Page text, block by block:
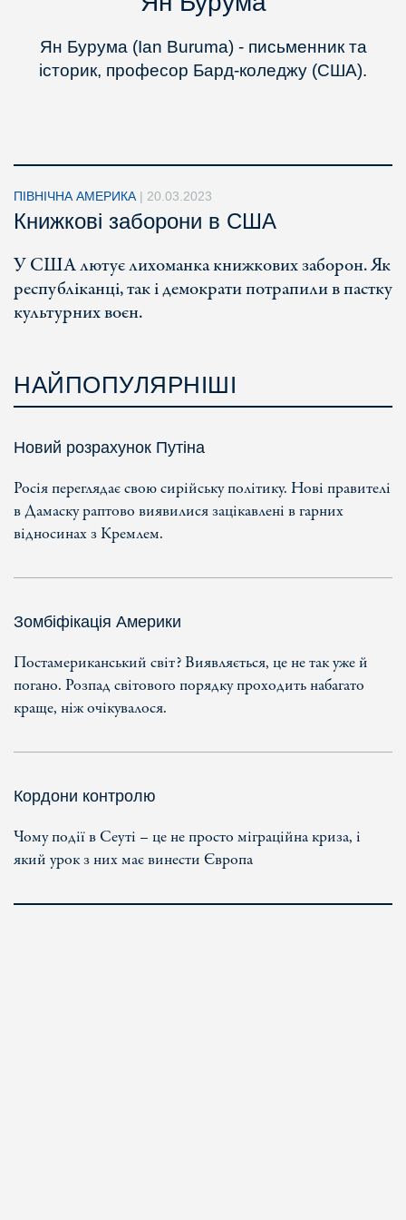
Ян Бурума (Ian Buruma) - письменник та
історик, професор Бард-коледжу (США).
ПІВНІЧНА АМЕРИКА | 20.03.2023
Книжкові заборони в США
У США лютує лихоманка книжкових заборон. Як
республіканці, так і демократи потрапили в пастку
культурних воєн.
НАЙПОПУЛЯРНІШІ
Новий розрахунок Путіна
Росія переглядає свою сирійську політику. Нові правителі
в Дамаску раптово виявилися зацікавлені в гарних
відносинах з Кремлем.
Зомбіфікація Америки
Постамериканський світ? Виявляється, це не так уже й
погано. Розпад світового порядку проходить набагато
краще, ніж очікувалося.
Кордони контролю
Чому події в Сеуті – це не просто міграційна криза, і
який урок з них має винести Європа